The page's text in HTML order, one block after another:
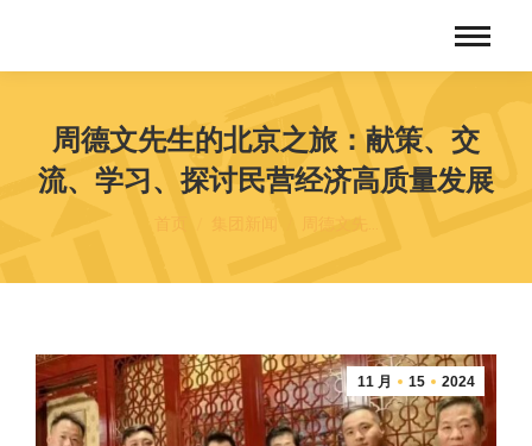
​周德文先生的北京之旅：献策、交
流、学习、探讨民营经济高质量发展
11 月 15 2024